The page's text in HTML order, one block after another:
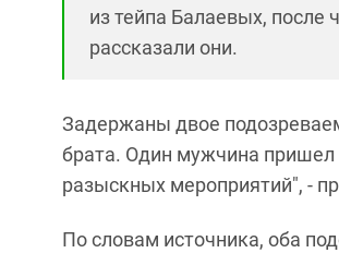
из тейпа Балаевых, после
рассказали они.
Задержаны двое
брата. Один мужчина пришел
разыскных мероприятий", -
По словам источника, оба